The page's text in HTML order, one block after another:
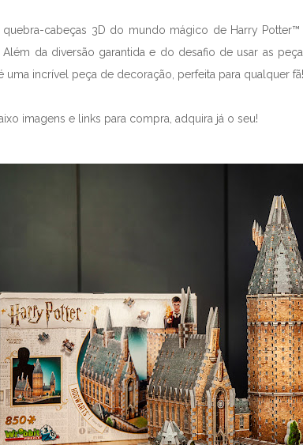
quebra-cabeças 3D do mundo mágico de Harry
Além da diversão garantida e do desafio de usar as
uma incrível peça de decoração, perfeita para qualquer fã!
imagens e links para compra, adquira já o seu!